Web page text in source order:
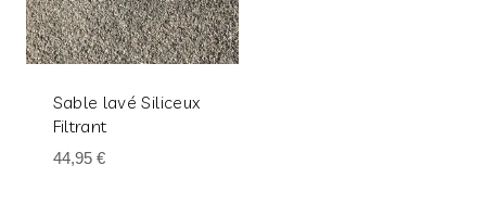
Sable lavé Siliceux
Filtrant
44,95 €